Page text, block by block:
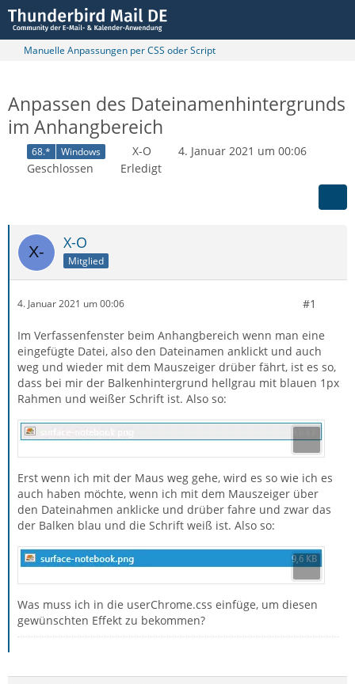
Manuelle Anpassungen per CSS oder Script
Anpassen des Dateinamenhintergrunds
im Anhangbereich
68.* Windows X-O
4. Januar 2021 um 00:06
Geschlossen
Erledigt
X-O
Mitglied
4. Januar 2021 um 00:06 #1
Im Verfassenfenster beim Anhangbereich wenn man eine
eingefügte Datei, also den Dateinamen anklickt und auch
weg und wieder mit dem Mauszeiger drüber fährt, ist es so,
dass bei mir der Balkenhintergrund hellgrau mit blauen 1px
Rahmen und weißer Schrift ist. Also so:
Erst wenn ich mit der Maus weg gehe, wird es so wie ich es
auch haben möchte, wenn ich mit dem Mauszeiger über
den Dateinahmen anklicke und drüber fahre und zwar das
der Balken blau und die Schrift weiß ist. Also so:
Was muss ich in die userChrome.css einfüge, um diesen
gewünschten Effekt zu bekommen?